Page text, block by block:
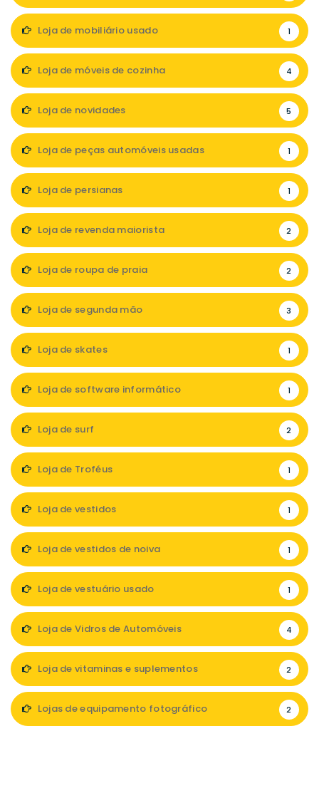
Loja de mobiliário usado 1
Loja de móveis de cozinha 4
Loja de novidades 5
Loja de peças automóveis usadas 1
Loja de persianas 1
Loja de revenda maiorista 2
Loja de roupa de praia 2
Loja de segunda mão 3
Loja de skates 1
Loja de software informático 1
Loja de surf 2
Loja de Troféus 1
Loja de vestidos 1
Loja de vestidos de noiva 1
Loja de vestuário usado 1
Loja de Vidros de Automóveis 4
Loja de vitaminas e suplementos 2
Lojas de equipamento fotográfico 2